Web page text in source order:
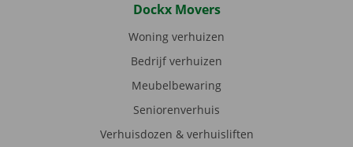
Dockx Movers
Woning verhuizen
Bedrijf verhuizen
Meubelbewaring
Seniorenverhuis
Verhuisdozen & verhuisliften